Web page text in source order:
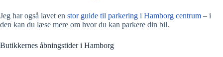
Jeg har også lavet en stor guide til parkering i Hamborg centrum – i
den kan du læse mere om hvor du kan parkere din bil.
Butikkernes åbningstider i Hamborg